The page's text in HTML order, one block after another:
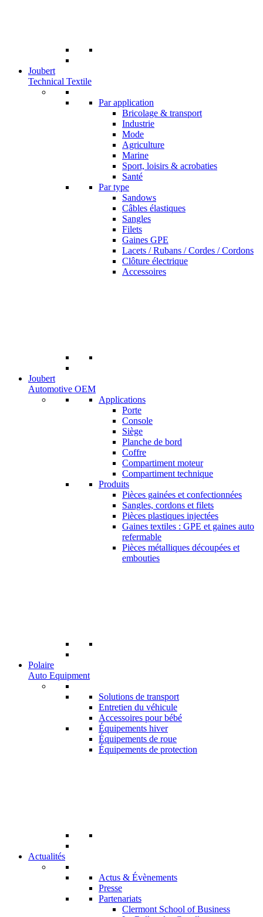
Joubert
Technical Textile
Par application
Bricolage & transport
Industrie
Mode
Agriculture
Marine
Sport, loisirs & acrobaties
Santé
Par type
Sandows
Câbles élastiques
Sangles
Filets
Gaines GPE
Lacets / Rubans / Cordes / Cordons
Clôture électrique
Accessoires
Joubert
Automotive OEM
Applications
Porte
Console
Siège
Planche de bord
Coffre
Compartiment moteur
Compartiment technique
Produits
Pièces gainées et confectionnées
Sangles, cordons et filets
Pièces plastiques injectées
Gaines textiles : GPE et gaines auto
refermable
Pièces métalliques découpées et
embouties
Polaire
Auto Equipment
Solutions de transport
Entretien du véhicule
Accessoires pour bébé
Équipements hiver
Équipements de roue
Équipements de protection
Actualités
Actus & Évènements
Presse
Partenariats
Clermont School of Business